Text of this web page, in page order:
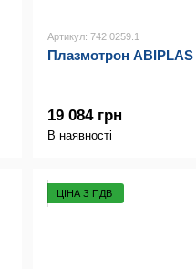
Артикул: 742.0259.1
Плазмотрон ABIPLAS
19 084 грн
В наявності
ЦІНА З ПДВ